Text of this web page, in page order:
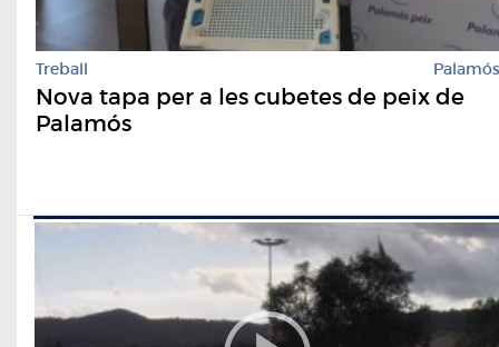
Treball Palamós
Nova tapa per a les cubetes de peix de
Palamós